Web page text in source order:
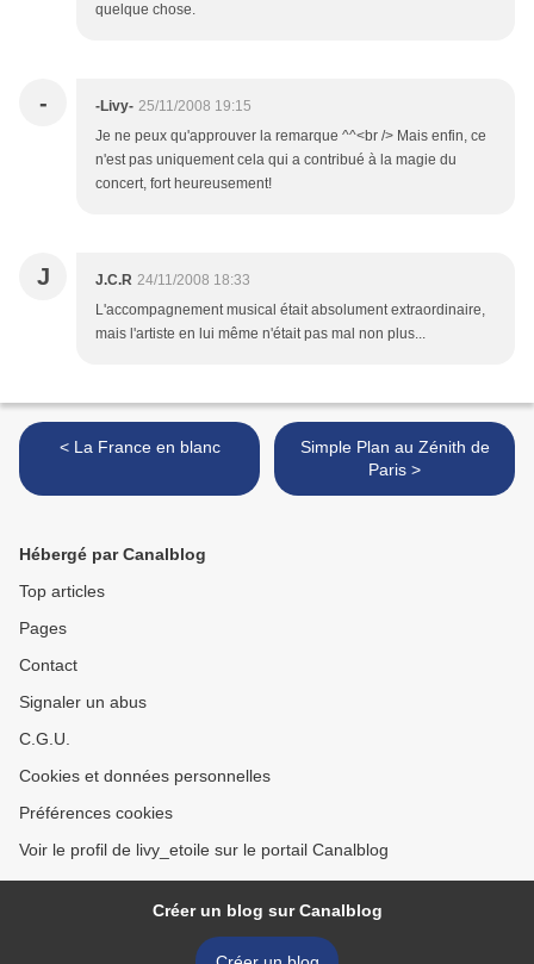
quelque chose.
- -Livy- 25/11/2008 19:15
Je ne peux qu'approuver la remarque ^^<br /> Mais enfin, ce
n'est pas uniquement cela qui a contribué à la magie du
concert, fort heureusement!
J J.C.R 24/11/2008 18:33
L'accompagnement musical était absolument extraordinaire,
mais l'artiste en lui même n'était pas mal non plus...
< La France en blanc
Simple Plan au Zénith de
Paris >
Hébergé par Canalblog
Top articles
Pages
Contact
Signaler un abus
C.G.U.
Cookies et données personnelles
Préférences cookies
Voir le profil de livy_etoile sur le portail Canalblog
Créer un blog sur Canalblog